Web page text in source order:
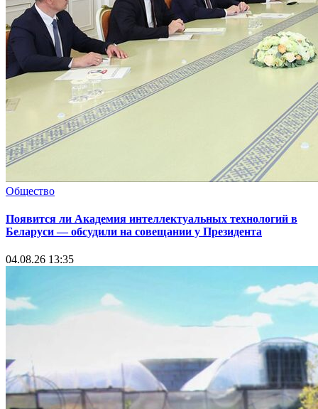
Общество
Появится ли Академия интеллектуальных технологий в
Беларуси — обсудили на совещании у Президента
04.08.26 13:35